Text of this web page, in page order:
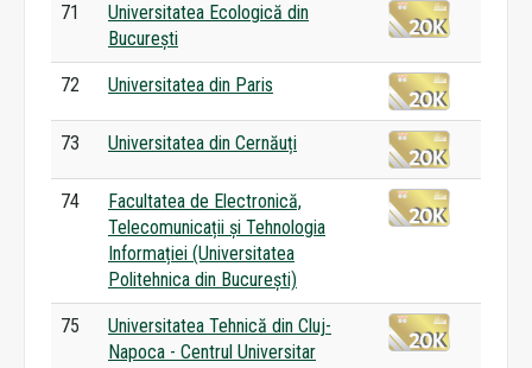
71
Universitatea Ecologică din
București
72 Universitatea din Paris
73 Universitatea din Cernăuți
74
Facultatea de Electronică,
Telecomunicații și Tehnologia
Informației (Universitatea
Politehnica din București)
75
Universitatea Tehnică din Cluj-
Napoca - Centrul Universitar